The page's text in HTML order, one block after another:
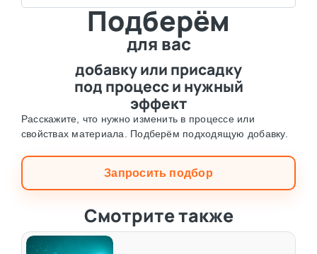
Подберём
для вас
добавку или присадку
под процесс и нужный
эффект
Расскажите, что нужно изменить в процессе или
свойствах материала. Подберём подходящую добавку.
Запросить подбор
Смотрите также